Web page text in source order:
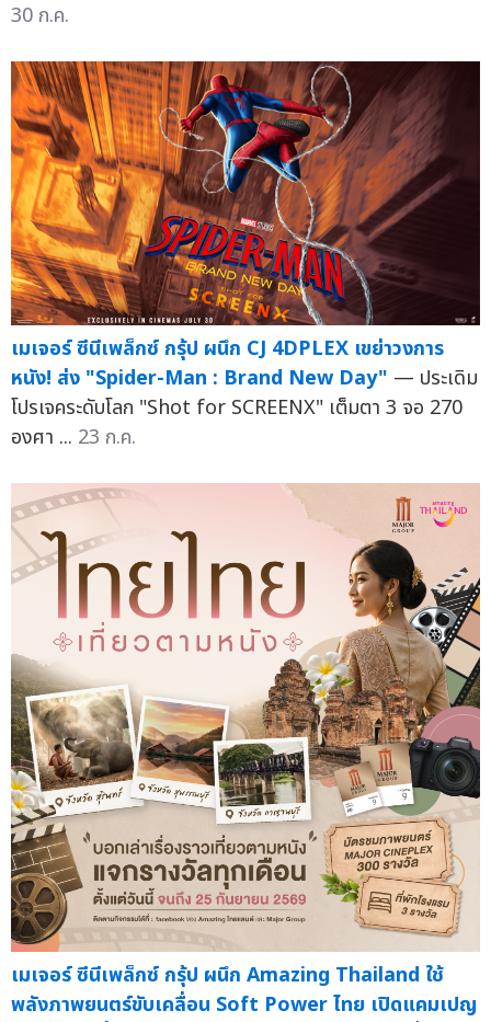
30 ก.ค.
เมเจอร์ ซีนีเพล็กซ์ กรุ้ป ผนึก CJ 4DPLEX เขย่าวงการ
หนัง! ส่ง "Spider-Man : Brand New Day" — ประเดิม
โปรเจคระดับโลก "Shot for SCREENX" เต็มตา 3 จอ 270
องศา ... 23 ก.ค.
เมเจอร์ ซีนีเพล็กซ์ กรุ้ป ผนึก Amazing Thailand ใช้
พลังภาพยนตร์ขับเคลื่อน Soft Power ไทย เปิดแคมเปญ